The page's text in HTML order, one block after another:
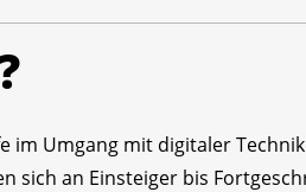
Umgang mit digitaler
an Einsteiger bis